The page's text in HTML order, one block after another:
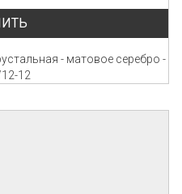
- матовое серебро -
12